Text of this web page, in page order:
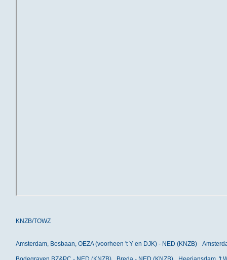
KNZB/TOWZ
Amsterdam, Bosbaan, OEZA (voorheen 't Y en DJK) - NED (KNZB)